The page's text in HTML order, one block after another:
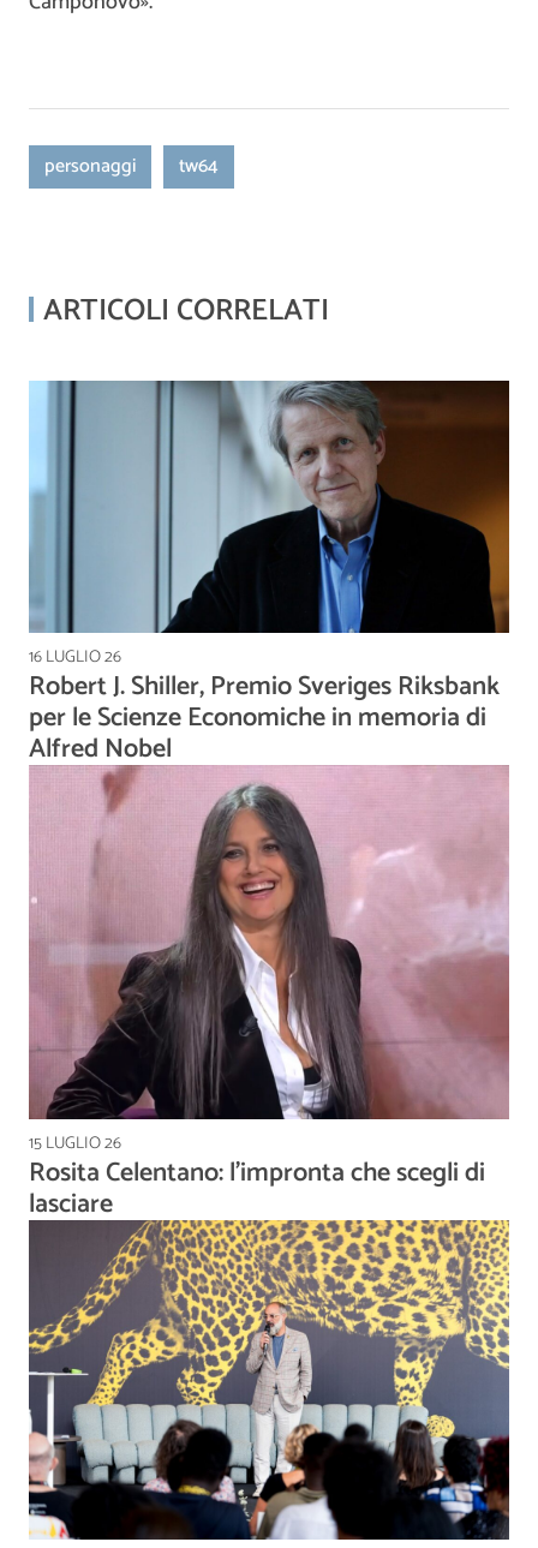
personaggi tw64
ARTICOLI CORRELATI
16 LUGLIO 26
Robert J. Shiller, Premio Sveriges Riksbank
per le Scienze Economiche in memoria di
Alfred Nobel
15 LUGLIO 26
Rosita Celentano: l’impronta che scegli di
lasciare